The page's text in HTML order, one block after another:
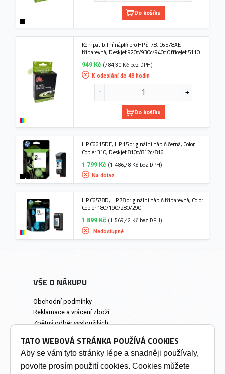
Do košíku
Kompatibilní náplň pro HP č. 78, C6578AE
tříbarevná, Deskjet 920c/930c/940c OfficeJet 5110
949 Kč (784,30 Kč bez DPH)
K odeslání do 48 hodin
Do košíku
HP C6615DE, HP 15 originální náplň černá, Color
Copier 310, Deskjet 810c/812c/816
1 799 Kč (1 486,78 Kč bez DPH)
Na dotaz
HP C6578D, HP 78 originální náplň tříbarevná, Color
Copier 180/190/280/290
1 899 Kč (1 569,42 Kč bez DPH)
Nedostupné
VŠE O NÁKUPU
Obchodní podmínky
Reklamace a vrácení zboží
Zpětný odběr vysloužilých
Prodejna a osobní odběr
INFORMACE
TATO WEBOVÁ STRÁNKA POUŽÍVÁ COOKIES
Aby se vám tyto stránky lépe a snadněji používaly,
povolte prosím použití cookies. Cookies můžete